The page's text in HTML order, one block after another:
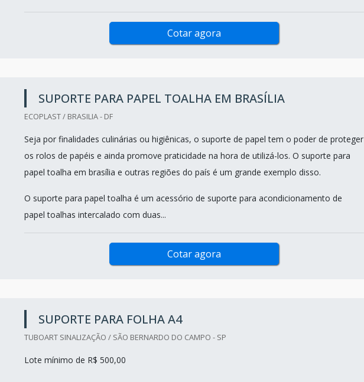
Cotar agora
SUPORTE PARA PAPEL TOALHA EM BRASÍLIA
ECOPLAST / BRASILIA - DF
Seja por finalidades culinárias ou higiênicas, o suporte de papel tem o poder de proteger
os rolos de papéis e ainda promove praticidade na hora de utilizá-los. O suporte para
papel toalha em brasília e outras regiões do país é um grande exemplo disso.
O suporte para papel toalha é um acessório de suporte para acondicionamento de
papel toalhas intercalado com duas...
Cotar agora
SUPORTE PARA FOLHA A4
TUBOART SINALIZAÇÃO / SÃO BERNARDO DO CAMPO - SP
Lote mínimo de R$ 500,00